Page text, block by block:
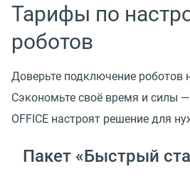
Тарифы по
роботов
Доверьте подключение роботов
Сэкономьте своё время и силы
OFFICE настроят решение для
Пакет «Быстрый